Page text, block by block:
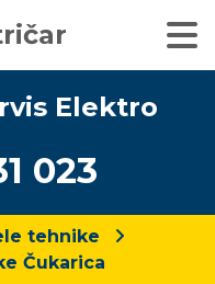
Elektro
023
tehnike
Čukarica